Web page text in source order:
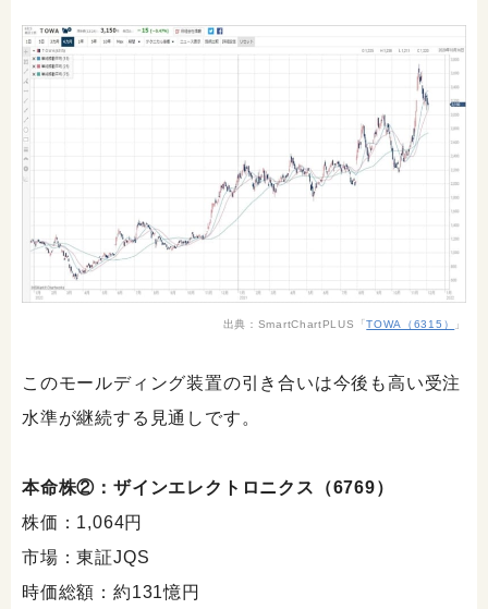
出典：SmartChartPLUS「TOWA（6315） 」
このモールディング装置の引き合いは今後も高い受注
水準が継続する見通しです。
本命株②：ザインエレクトロニクス（6769）
株価：1,064円
市場：東証JQS
時価総額：約131憶円